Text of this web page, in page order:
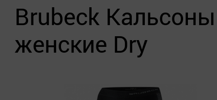
Brubeck Кальсоны
женские Dry